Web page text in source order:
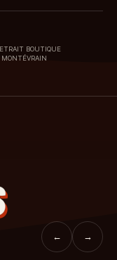
BOUTIQUE
MONTÉVRAIN
← →